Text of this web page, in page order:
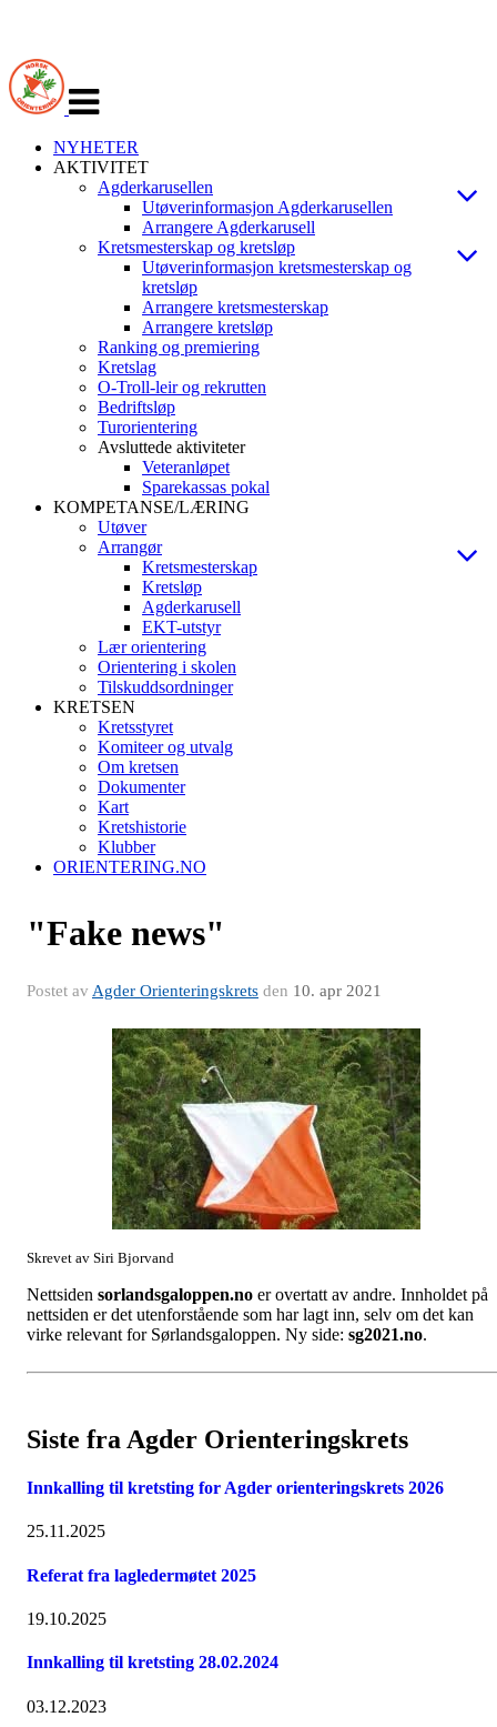
navigasjon
NYHETER
AKTIVITET
Agderkarusellen
Utøverinformasjon Agderkarusellen
Arrangere Agderkarusell
Kretsmesterskap og kretsløp
Utøverinformasjon kretsmesterskap og
kretsløp
Arrangere kretsmesterskap
Arrangere kretsløp
Ranking og premiering
Kretslag
O-Troll-leir og rekrutten
Bedriftsløp
Turorientering
Avsluttede aktiviteter
Veteranløpet
Sparekassas pokal
KOMPETANSE/LÆRING
Utøver
Arrangør
Kretsmesterskap
Kretsløp
Agderkarusell
EKT-utstyr
Lær orientering
Orientering i skolen
Tilskuddsordninger
KRETSEN
Kretsstyret
Komiteer og utvalg
Om kretsen
Dokumenter
Kart
Kretshistorie
Klubber
ORIENTERING.NO
"Fake news"
Postet av Agder Orienteringskrets den 10. apr 2021
Skrevet av Siri Bjorvand
Nettsiden sorlandsgaloppen.no er overtatt av andre. Innholdet på
nettsiden er det utenforstående som har lagt inn, selv om det kan
virke relevant for Sørlandsgaloppen. Ny side: sg2021.no.
Siste fra Agder Orienteringskrets
Innkalling til kretsting for Agder orienteringskrets 2026
25.11.2025
Referat fra lagledermøtet 2025
19.10.2025
Innkalling til kretsting 28.02.2024
03.12.2023